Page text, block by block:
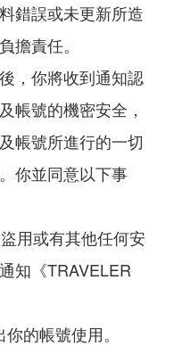
錯誤或未更新所造
擔責任。
，你將收到通知認
帳號的機密安全，
帳號所進行的一切
你並同意以下事
用或有其他任何安
知《TRAVELER
的帳號使用。